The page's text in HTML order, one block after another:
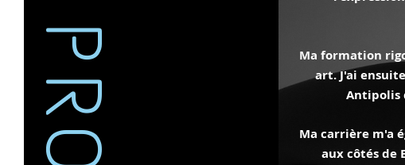
Ma formation
art. J'ai
Antipolis
Ma carrière m'a
aux côtés de